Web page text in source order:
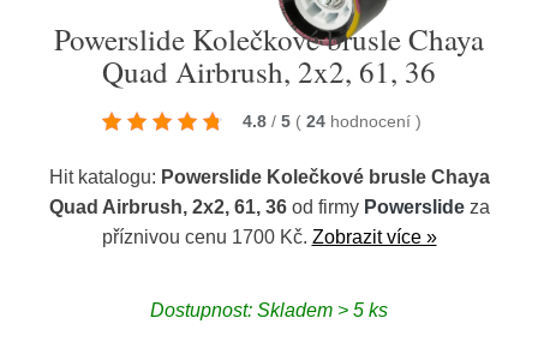
Powerslide Kolečkové brusle Chaya
Quad Airbrush, 2x2, 61, 36
4.8 / 5 ( 24 hodnocení )
Hit katalogu: Powerslide Kolečkové brusle Chaya
Quad Airbrush, 2x2, 61, 36od firmy Powerslideza
příznivou cenu 1700 Kč. Zobrazit více »
Dostupnost: Skladem > 5 ks